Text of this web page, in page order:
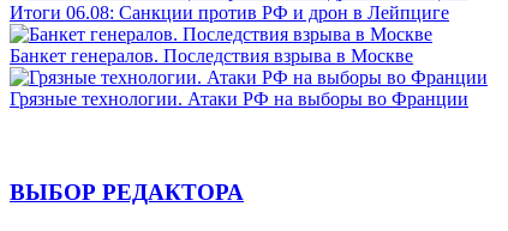
Итоги 06.08: Санкции против РФ и дрон в Лейпциге
Банкет генералов. Последствия взрыва в Москве
Грязные технологии. Атаки РФ на выборы во Франции
ВЫБОР РЕДАКТОРА